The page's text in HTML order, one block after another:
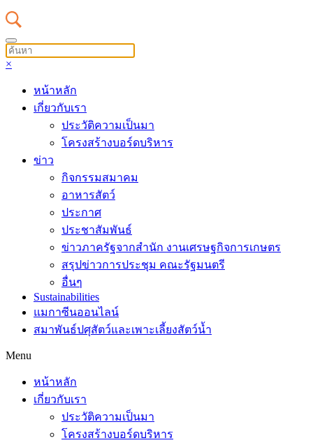
×
หน้าหลัก
เกี่ยวกับเรา
ประวัติความเป็นมา
โครงสร้างบอร์ดบริหาร
ข่าว
กิจกรรมสมาคม
อาหารสัตว์
ประกาศ
ประชาสัมพันธ์
ข่าวภาครัฐจากสำนัก งานเศรษฐกิจการเกษตร
สรุปข่าวการประชุม คณะรัฐมนตรี
อื่นๆ
Sustainabilities
แมกาซีนออนไลน์
สมาพันธ์ปศุสัตว์และเพาะเลี้ยงสัตว์น้ำ
Menu
หน้าหลัก
เกี่ยวกับเรา
ประวัติความเป็นมา
โครงสร้างบอร์ดบริหาร